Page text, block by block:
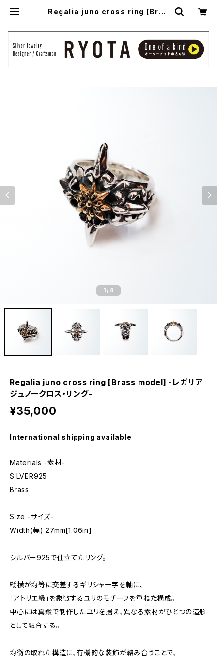
Regalia juno cross ring [Bras
1 /4
Regalia juno cross ring [Brass model] -レガリア
ジュノークロス・リング-
¥35,000
International shipping available
Materials -素材-
SILVER925
Brass
Size -サイズ-
Width(幅) 27mm[1.06in]
シルバー925で仕立てたリング。
縦横が均等に交差するギリシャ十字を軸に、
「アトリエ縁」を象徴するユリのモチーフを重ねた構成。
中心には真鍮で制作したユリを据え、異なる素材がひとつの造形
として融合する。
均衡の取れた構造に、有機的な装飾が絡み合うことで、